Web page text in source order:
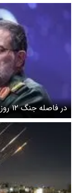
در
موشک تولید شده